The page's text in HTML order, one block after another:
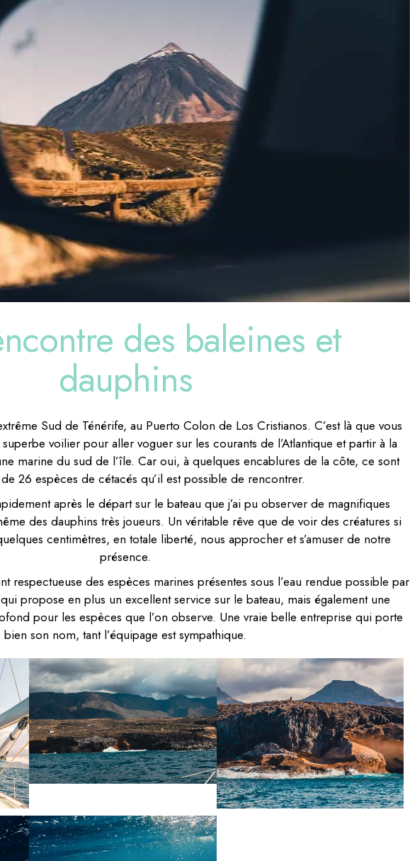
des baleines et
dauphins
Sud de Ténérife, au Puerto Colon de Los Cristianos. C’est là que vous
voilier pour aller voguer sur les courants de l’Atlantique et partir à la
marine du sud de l’île. Car oui, à quelques encablures de la côte, ce sont
26 espèces de cétacés qu’il est possible de rencontrer.
après le départ sur le bateau que j’ai pu observer de magnifiques
des dauphins très joueurs. Un véritable rêve que de voir des créatures si
centimètres, en totale liberté, nous approcher et s’amuser de notre
présence.
respectueuse des espèces marines présentes sous l’eau rendue possible par
propose en plus un excellent service sur le bateau, mais également une
pour les espèces que l’on observe. Une vraie belle entreprise qui porte
bien son nom, tant l’équipage est sympathique.